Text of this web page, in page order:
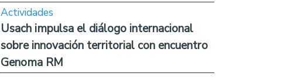
Actividades
Usach impulsa el diálogo internacional
sobre innovación territorial con encuentro
Genoma RM